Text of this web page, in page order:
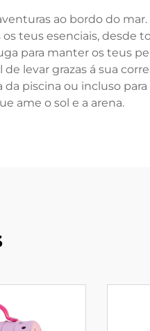
ao bordo do
teus esenciais, desde
para manter os teus
levar grazas á sua
piscina ou incluso
ame o sol e a arena.